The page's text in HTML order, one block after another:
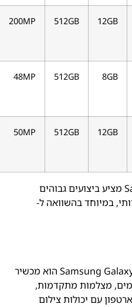
12GB
512GB
200MP
8GB
512GB
48MP
12GB
512GB
50MP
ה-Samsung Galaxy S24 Ultra מציע ביצועים גבוהים
במיוחד בהשוואה ל-
ה-Samsung Galaxy S24 Ultra 12GB + 512GB הוא מכשיר
מצלמות מתקדמות,
עם יכולות צילום